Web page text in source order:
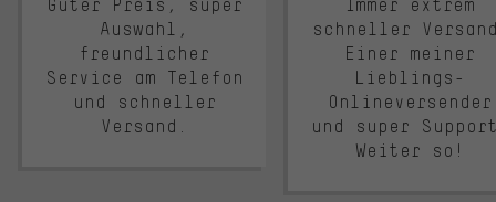
Guter Preis, super
Auswahl,
freundlicher
Service am Telefon
und schneller
Versand.
Immer extrem
schneller
Einer meiner
Lieblings-
Onlineversender
und super
Weiter so!